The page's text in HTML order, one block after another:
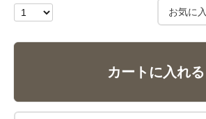
コラム・スタッフのおすすめ
ご利用ガイド等
お気に
カートに入れる